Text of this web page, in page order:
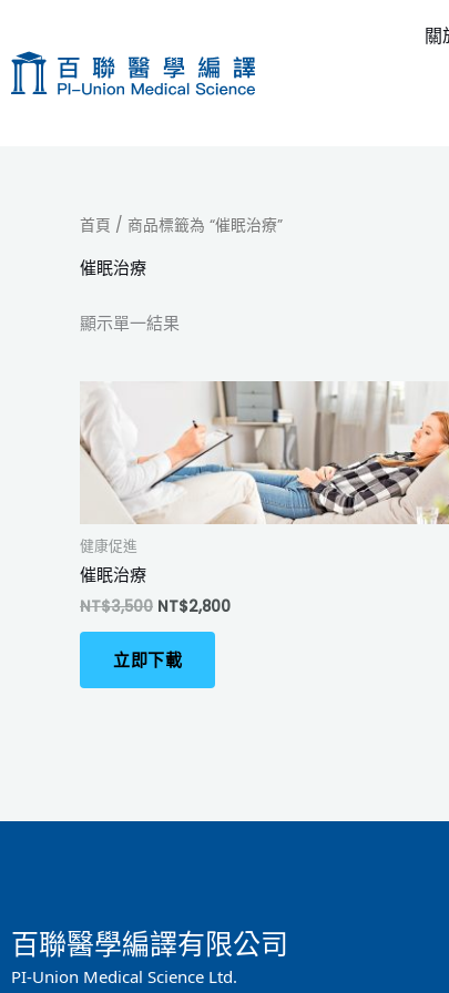
主
要
關
首頁 / 商品標籤為 “催眠治療”
催眠治療
顯示單一結果
健康促進
催眠治療
NT$3,500
格：
NT$3,500。
NT$2,800
價
格：
NT$2,800。
立即下載
百聯醫學編譯有限公司
PI-Union Medical Science Ltd.